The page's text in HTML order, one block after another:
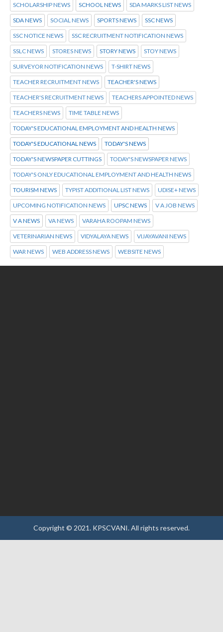
SCHOLARSHIP NEWS SCHOOL NEWS SDA MARKS LIST NEWS
SDA NEWS SOCIAL NEWS SPORTS NEWS SSC NEWS
SSC NOTICE NEWS SSC RECRUITMENT NOTIFICATION NEWS
SSLC NEWS STORES NEWS STORY NEWS STOY NEWS
SURVEYOR NOTIFICATION NEWS T-SHIRT NEWS
TEACHER RECRUITMENT NEWS TEACHER'S NEWS
TEACHER'S RECRUITMENT NEWS TEACHERS APPOINTED NEWS
TEACHERS NEWS TIME TABLE NEWS
TODAY'S EDUCATIONAL EMPLOYMENT AND HEALTH NEWS
TODAY'S EDUCATIONAL NEWS TODAY'S NEWS
TODAY'S NEWSPAPER CUTTINGS TODAY'S NEWSPAPER NEWS
TODAY'S ONLY EDUCATIONAL EMPLOYMENT AND HEALTH NEWS
TOURISM NEWS TYPIST ADDITIONAL LIST NEWS UDISE+ NEWS
UPCOMING NOTIFICATION NEWS UPSC NEWS V A JOB NEWS
V A NEWS VA NEWS VARAHA ROOPAM NEWS
VETERINARIAN NEWS VIDYALAYA NEWS VIJAYAVANI NEWS
WAR NEWS WEB ADDRESS NEWS WEBSITE NEWS
Copyright © 2021. KPSCVANI.All rights reserved.